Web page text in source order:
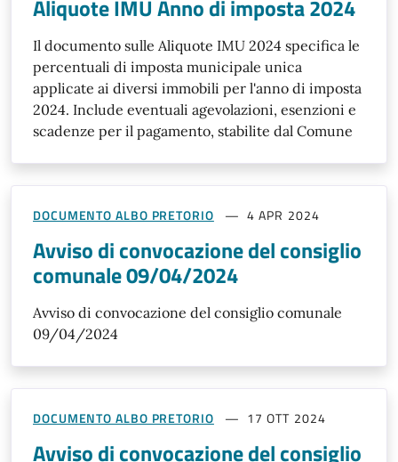
Aliquote IMU Anno di imposta 2024
Il documento sulle Aliquote IMU 2024 specifica le
percentuali di imposta municipale unica
applicate ai diversi immobili per l'anno di imposta
2024. Include eventuali agevolazioni, esenzioni e
scadenze per il pagamento, stabilite dal Comune
DOCUMENTO ALBO PRETORIO 4 APR 2024
Avviso di convocazione del consiglio
comunale 09/04/2024
Avviso di convocazione del consiglio comunale
09/04/2024
DOCUMENTO ALBO PRETORIO 17 OTT 2024
Avviso di convocazione del consiglio